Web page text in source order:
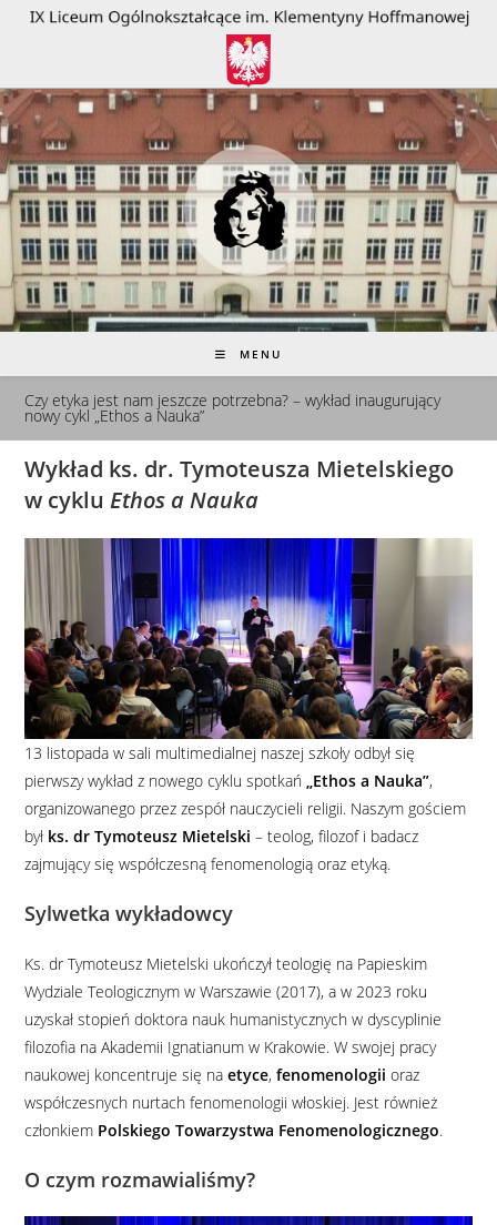
treści
MENU
Czy etyka jest nam jeszcze potrzebna? – wykład inaugurujący
nowy cykl „Ethos a Nauka”
Wykład ks. dr. Tymoteusza Mietelskiego
w cykluEthos a Nauka
13 listopada w sali multimedialnej naszej szkoły odbył się
pierwszy wykład z nowego cyklu spotkań„Ethos a Nauka”,
organizowanego przez zespół nauczycieli religii. Naszym gościem
był ks. dr Tymoteusz Mietelski – teolog, filozof i badacz
zajmujący się współczesną fenomenologią oraz etyką.
Sylwetka wykładowcy
Ks. dr Tymoteusz Mietelski ukończył teologię na Papieskim
Wydziale Teologicznym w Warszawie (2017), a w 2023 roku
uzyskał stopień doktora nauk humanistycznych w dyscyplinie
filozofia na Akademii Ignatianum w Krakowie. W swojej pracy
naukowej koncentruje się naetyce,fenomenologii oraz
współczesnych nurtach fenomenologii włoskiej. Jest również
członkiem Polskiego Towarzystwa Fenomenologicznego.
O czym rozmawialiśmy?